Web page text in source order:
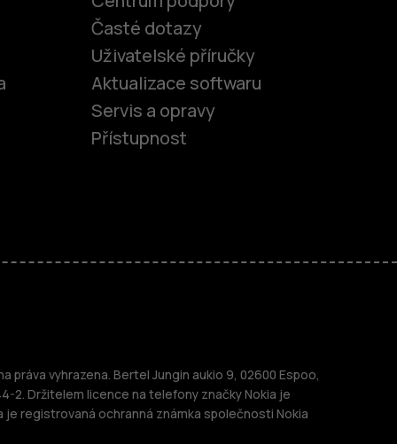
Časté dotazy
Uživatelské příručky
Aktualizace softwaru
Servis a opravy
Přístupnost
práva vyhrazena. Bertel Jungin aukio 9, 02600 Espoo,
2. Držitelem licence na telefony značky Nokia je
je registrovaná ochranná známka společnosti Nokia